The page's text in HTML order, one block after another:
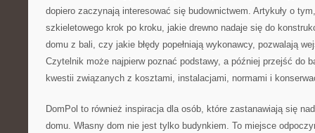
dopiero zaczynają interesować się budownictwem. Artykuły o
szkieletowego krok po kroku, jakie drewno nadaje się do
domu z bali, czy jakie błędy popełniają wykonawcy, pozwalają
Czytelnik może najpierw poznać podstawy, a później przejść do
kwestii związanych z kosztami, instalacjami, normami i
DomPol to również inspiracja dla osób, które zastanawiają się
domu. Własny dom nie jest tylko budynkiem. To miejsce